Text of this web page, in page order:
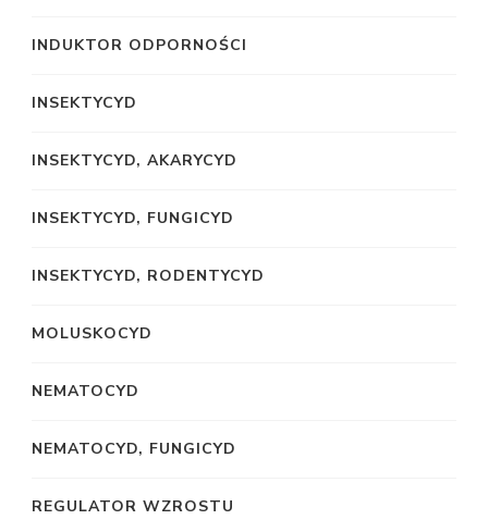
INDUKTOR ODPORNOŚCI
INSEKTYCYD
INSEKTYCYD, AKARYCYD
INSEKTYCYD, FUNGICYD
INSEKTYCYD, RODENTYCYD
MOLUSKOCYD
NEMATOCYD
NEMATOCYD, FUNGICYD
REGULATOR WZROSTU